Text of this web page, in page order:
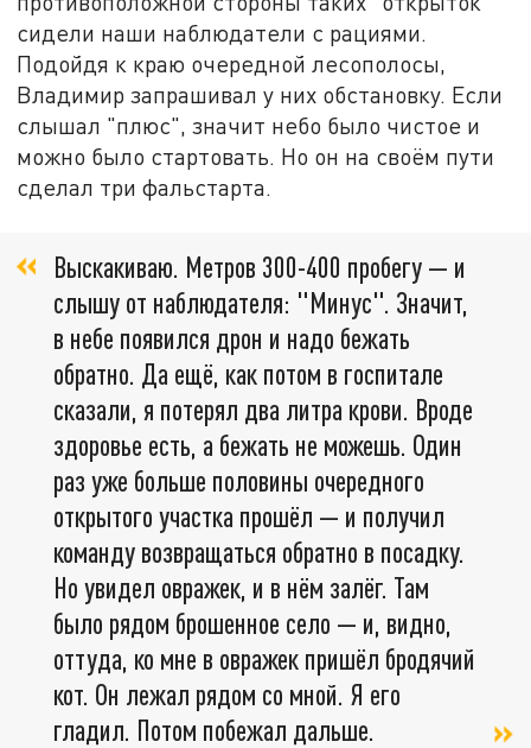
сидели наши наблюдатели с рациями.
Подойдя к краю очередной лесополосы,
Владимир запрашивал у них обстановку. Если
слышал "плюс", значит небо было чистое и
можно было стартовать. Но он на своём пути
сделал три фальстарта.
Выскакиваю. Метров 300-400 пробегу — и
слышу от наблюдателя: "Минус". Значит,
в небе появился дрон и надо бежать
обратно. Да ещё, как потом в госпитале
сказали, я потерял два литра крови. Вроде
здоровье есть, а бежать не можешь. Один
раз уже больше половины очередного
открытого участка прошёл — и получил
команду возвращаться обратно в посадку.
Но увидел овражек, и в нём залёг. Там
было рядом брошенное село — и, видно,
оттуда, ко мне в овражек пришёл бродячий
кот. Он лежал рядом со мной. Я его
гладил. Потом побежал дальше.